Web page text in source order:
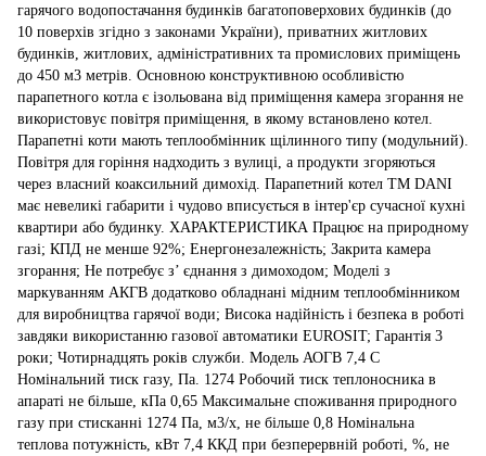
гарячого водопостачання будинків багатоповерхових будинків (до
10 поверхів згідно з законами України), приватних житлових
будинків, житлових, адміністративних та промислових приміщень
до 450 м3 метрів. Основною конструктивною особливістю
парапетного котла є ізольована від приміщення камера згорання не
використовує повітря приміщення, в якому встановлено котел.
Парапетні коти мають теплообмінник щілинного типу (модульний).
Повітря для горіння надходить з вулиці, а продукти згоряються
через власний коаксильний димохід. Парапетний котел ТМ DANI
має невеликі габарити і чудово вписується в інтер'єр сучасної кухні
квартири або будинку. ХАРАКТЕРИСТИКА Працює на природному
газі; КПД не менше 92%; Енергонезалежність; Закрита камера
згорання; Не потребує з’ єднання з димоходом; Моделі з
маркуванням АКГВ додатково обладнані мідним теплообмінником
для виробництва гарячої води; Висока надійність і безпека в роботі
завдяки використанню газової автоматики EUROSIT; Гарантія 3
роки; Чотирнадцять років служби. Модель АОГВ 7,4 С
Номінальний тиск газу, Па. 1274 Робочий тиск теплоносника в
апараті не більше, кПа 0,65 Максимальне споживання природного
газу при стисканні 1274 Па, м3/х, не більше 0,8 Номінальна
теплова потужність, кВт 7,4 ККД при безперервній роботі, %, не